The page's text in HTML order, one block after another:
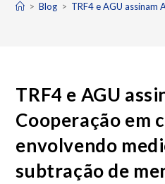
> Blog > TRF4 e AGU
TRF4 e AGU
Cooperação em
envolvendo
subtração de